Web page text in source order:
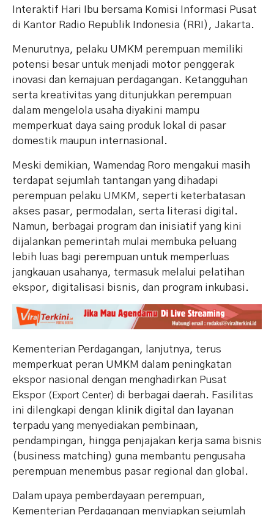
Interaktif Hari Ibu bersama Komisi Informasi Pusat
di Kantor Radio Republik Indonesia (RRI), Jakarta.
Menurutnya, pelaku UMKM perempuan memiliki
potensi besar untuk menjadi motor penggerak
inovasi dan kemajuan perdagangan. Ketangguhan
serta kreativitas yang ditunjukkan perempuan
dalam mengelola usaha diyakini mampu
memperkuat daya saing produk lokal di pasar
domestik maupun internasional.
Meski demikian, Wamendag Roro mengakui masih
terdapat sejumlah tantangan yang dihadapi
perempuan pelaku UMKM, seperti keterbatasan
akses pasar, permodalan, serta literasi digital.
Namun, berbagai program dan inisiatif yang kini
dijalankan pemerintah mulai membuka peluang
lebih luas bagi perempuan untuk memperluas
jangkauan usahanya, termasuk melalui pelatihan
ekspor, digitalisasi bisnis, dan program inkubasi.
Kementerian Perdagangan, lanjutnya, terus
memperkuat peran UMKM dalam peningkatan
ekspor nasional dengan menghadirkan Pusat
Ekspor (Export Center) di berbagai daerah. Fasilitas
ini dilengkapi dengan klinik digital dan layanan
terpadu yang menyediakan pembinaan,
pendampingan, hingga penjajakan kerja sama bisnis
(business matching) guna membantu pengusaha
perempuan menembus pasar regional dan global.
Dalam upaya pemberdayaan perempuan,
Kementerian Perdagangan menyiapkan sejumlah